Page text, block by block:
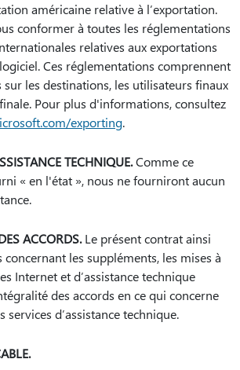
américaine relative à l’exportation.
conformer à toutes les réglementations
relatives aux exportations
Ces réglementations comprennent
sur les destinations, les utilisateurs finaux
Pour plus d'informations, consultez
exporting.
TECHNIQUE.Comme ce
« en l'état », nous ne fourniront aucun
ACCORDS.Le présent contrat ainsi
concernant les suppléments, les mises à
Internet et d’assistance technique
des accords en ce qui concerne
services d’assistance technique.